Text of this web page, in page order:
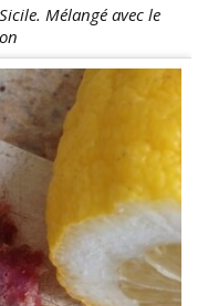
Mélangé avec le